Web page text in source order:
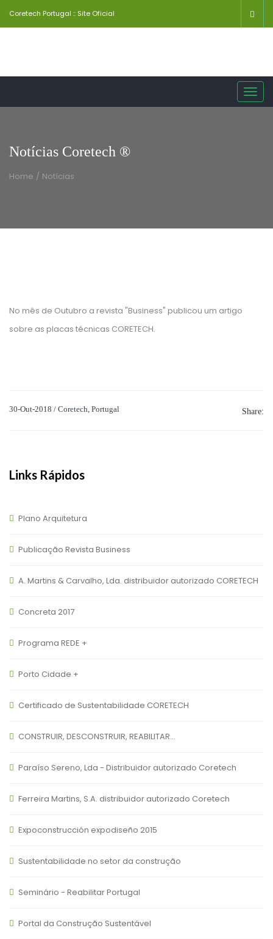
Coretech Portugal :: Site Oficial
Notícias Coretech ®
Home / Notícias
No mês de Outubro a revista "Business" publicou um artigo
sobre as placas técnicas CORETECH.
30-Out-2018 / Coretech, Portugal Share:
Links Rápidos
Plano Arquitetura
Publicação Revista Business
A. Martins & Carvalho, Lda. distribuidor autorizado CORETECH
Concreta 2017
Programa REDE +
Porto Cidade +
Certificado de Sustentabilidade CORETECH
CONSTRUIR, DESCONSTRUIR, REABILITAR…
Paraíso Sereno, Lda - Distribuidor autorizado Coretech
Ferreira Martins, S.A. distribuidor autorizado Coretech
Expoconstrucción expodiseño 2015
Sustentabilidade no setor da construção
Seminário - Reabilitar Portugal
Portal da Construção Sustentável